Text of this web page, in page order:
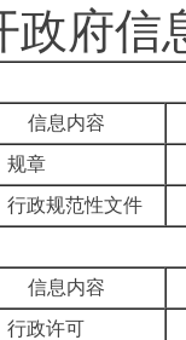
政府信
信息内容
规章
行政规范性文件
信息内容
行政许可